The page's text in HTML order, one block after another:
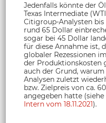
Jedenfalls könnte der
Texas Intermediate
Citigroup-Analysten bis
rund 65 Dollar
sogar bei 45 Dollar
für diese Annahme ist,
globaler Rezessionen
der Produktionskosten
auch der Grund,
Analysen zuletzt
bzw. Zielpreis von ca.
angegeben hatte
Intern vom 18.11.2021).